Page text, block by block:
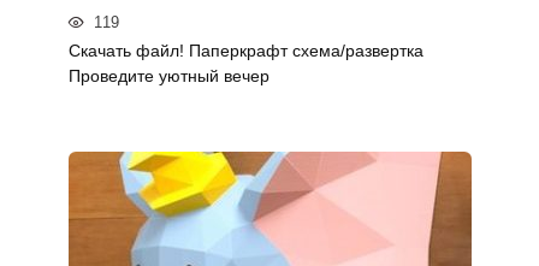
119
Скачать файл! Паперкрафт схема/развертка
Проведите уютный вечер